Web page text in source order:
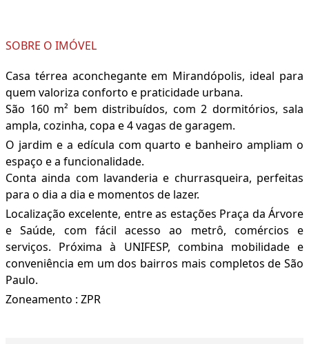
SOBRE O IMÓVEL
Casa térrea aconchegante em Mirandópolis, ideal para
quem valoriza conforto e praticidade urbana.
São 160 m² bem distribuídos, com 2 dormitórios, sala
ampla, cozinha, copa e 4 vagas de garagem.
O jardim e a edícula com quarto e banheiro ampliam o
espaço e a funcionalidade.
Conta ainda com lavanderia e churrasqueira, perfeitas
para o dia a dia e momentos de lazer.
Localização excelente, entre as estações Praça da Árvore
e Saúde, com fácil acesso ao metrô, comércios e
serviços. Próxima à UNIFESP, combina mobilidade e
conveniência em um dos bairros mais completos de São
Paulo.
Zoneamento : ZPR